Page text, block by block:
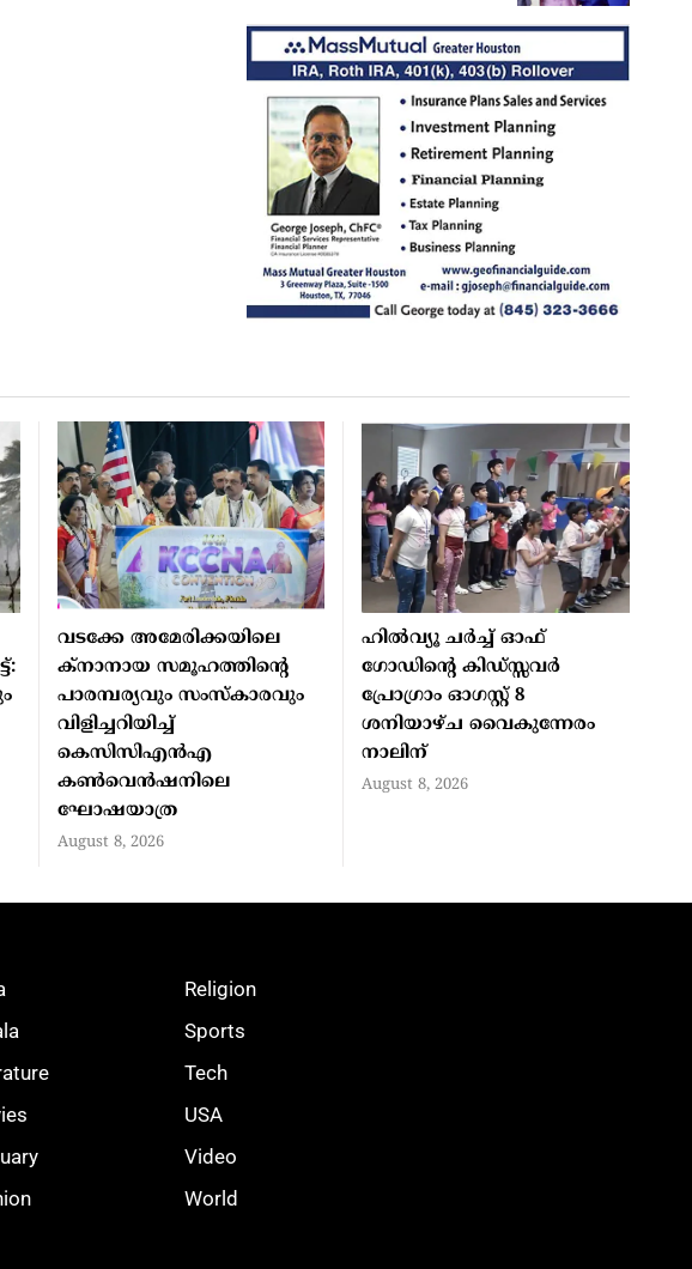
വടക്കേ അമേരിക്കയിലെ
ക്‌നാനായ സമൂഹത്തിന്റെ
പാരമ്പര്യവും സംസ്‌കാരവും
വിളിച്ചറിയിച്ച്
കെസിസിഎന്‍എ
കണ്‍വെന്‍ഷനിലെ
ഘോഷയാത്ര
August 8, 2026
ഹില്‍വ്യൂ ചര്‍ച്ച് ഓഫ്
ഗോഡിന്റെ കിഡ്സ്സവര്‍
പ്രോഗ്രാം ഓഗസ്റ്റ് 8
ശനിയാഴ്ച വൈകുന്നേരം
നാലിന്
August 8, 2026
Religion
Sports
Tech
USA
Video
World